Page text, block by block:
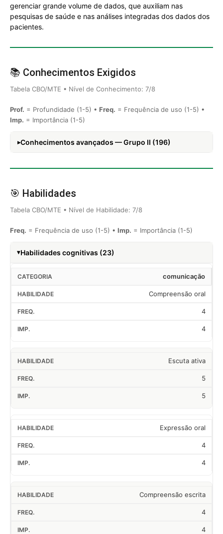
gerenciar grande volume de dados, que auxiliam nas
pesquisas de saúde e nas análises integradas dos dados dos
pacientes.
📚 Conhecimentos Exigidos
Tabela CBO/MTE • Nível de Conhecimento: 7/8
Prof. = Profundidade (1-5) • Freq. = Frequência de uso (1-5) •
Imp. = Importância (1-5)
Conhecimentos avançados — Grupo II (196)
🎯 Habilidades
Tabela CBO/MTE • Nível de Habilidade: 7/8
Freq. = Frequência de uso (1-5) • Imp. = Importância (1-5)
Habilidades cognitivas (23)
comunicação
Compreensão oral
4
4
Escuta ativa
5
5
Expressão oral
4
4
Compreensão escrita
4
4